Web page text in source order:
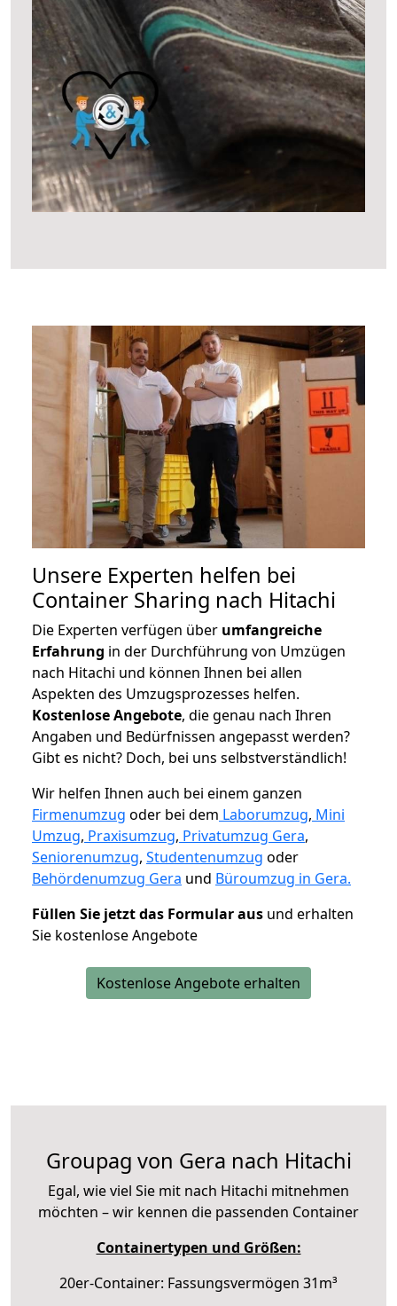
Unsere Experten helfen bei
Container Sharing nach Hitachi
Die Experten verfügen über umfangreiche
Erfahrung in der Durchführung von Umzügen
nach Hitachi und können Ihnen bei allen
Aspekten des Umzugsprozesses helfen.
Kostenlose Angebote, die genau nach Ihren
Angaben und Bedürfnissen angepasst werden?
Gibt es nicht? Doch, bei uns selbstverständlich!
Wir helfen Ihnen auch bei einem ganzen
Firmenumzug oder bei dem Laborumzug, Mini
Umzug, Praxisumzug, Privatumzug Gera,
Seniorenumzug, Studentenumzug oder
Behördenumzug Gera und Büroumzug in Gera.
Füllen Sie jetzt das Formular aus und erhalten
Sie kostenlose Angebote
Kostenlose Angebote erhalten
Groupag von Gera nach Hitachi
Egal, wie viel Sie mit nach Hitachi mitnehmen
möchten – wir kennen die passenden Container
Containertypen und Größen:
20er-Container: Fassungsvermögen 31m³